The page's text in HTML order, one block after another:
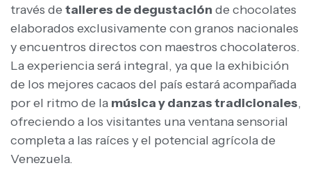
través de talleres de degustación de chocolates
elaborados exclusivamente con granos nacionales
y encuentros directos con maestros chocolateros.
La experiencia será integral, ya que la exhibición
de los mejores cacaos del país estará acompañada
por el ritmo de la música y danzas tradicionales,
ofreciendo a los visitantes una ventana sensorial
completa a las raíces y el potencial agrícola de
Venezuela.